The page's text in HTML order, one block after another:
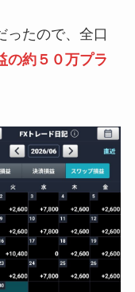
ったので、全口
の約５０万プラ